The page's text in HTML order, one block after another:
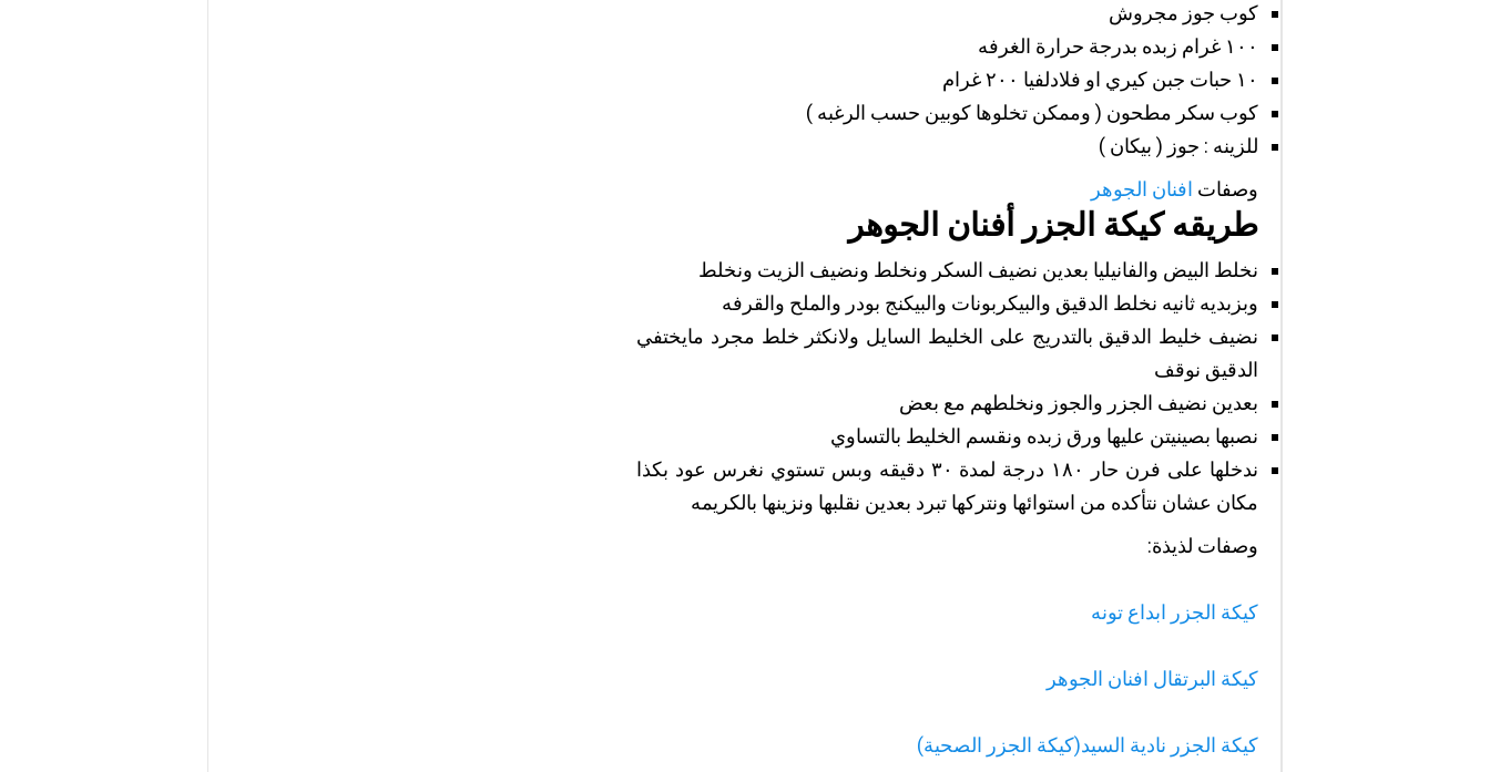
كوب جوز مجروش
١٠٠ غرام زبده بدرجة حرارة الغرفه
١٠ حبات جبن كيري او فلادلفيا ٢٠٠ غرام
كوب سكر مطحون ( وممكن تخلوها كوبين حسب الرغبه )
للزينه : جوز ( بيكان )⠀
وصفات افنان الجوهر
طريقه كيكة الجزر أفنان الجوهر
نخلط البيض والفانيليا بعدين نضيف السكر ونخلط ونضيف الزيت ونخلط
وبزبديه ثانيه نخلط الدقيق والبيكربونات والبيكنج بودر والملح والقرفه
نضيف خليط الدقيق بالتدريج على الخليط السايل ولانكثر خلط مجرد مايختفي
الدقيق نوقف
بعدين نضيف الجزر والجوز ونخلطهم مع بعض
نصبها بصينيتن عليها ورق زبده ونقسم الخليط بالتساوي
ندخلها على فرن حار ١٨٠ درجة لمدة ٣٠ دقيقه وبس تستوي نغرس عود بكذا
مكان عشان نتأكده من استوائها ونتركها تبرد بعدين نقلبها ونزينها بالكريمه
وصفات لذيذة:
كيكة الجزر ابداع تونه
كيكة البرتقال افنان الجوهر
كيكة الجزر نادية السيد(كيكة الجزر الصحية)